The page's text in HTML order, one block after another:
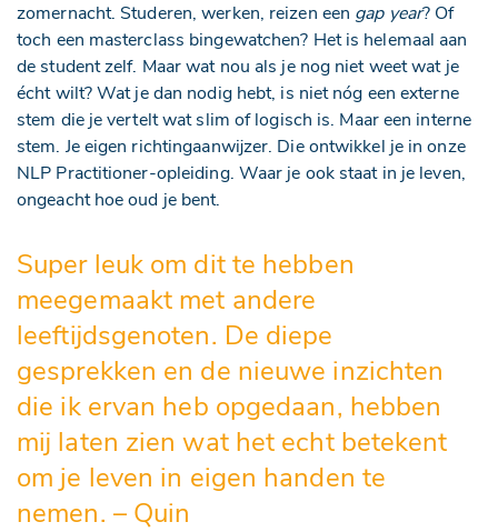
zomernacht. Studeren, werken, reizen een gap year? Of
toch een masterclass bingewatchen? Het is helemaal aan
de student zelf. Maar wat nou als je nog niet weet wat je
écht wilt? Wat je dan nodig hebt, is niet nóg een externe
stem die je vertelt wat slim of logisch is. Maar een interne
stem. Je eigen richtingaanwijzer. Die ontwikkel je in onze
NLP Practitioner-opleiding. Waar je ook staat in je leven,
ongeacht hoe oud je bent.
Super leuk om dit te hebben
meegemaakt met andere
leeftijdsgenoten. De diepe
gesprekken en de nieuwe inzichten
die ik ervan heb opgedaan, hebben
mij laten zien wat het echt betekent
om je leven in eigen handen te
nemen. – Quin